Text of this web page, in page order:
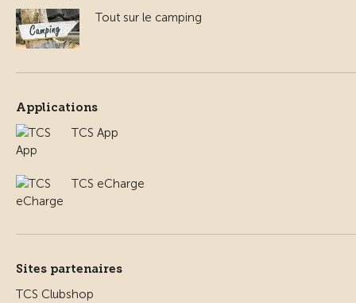
Tout sur le camping
Applications
TCS App
TCS eCharge
Sites partenaires
TCS Clubshop